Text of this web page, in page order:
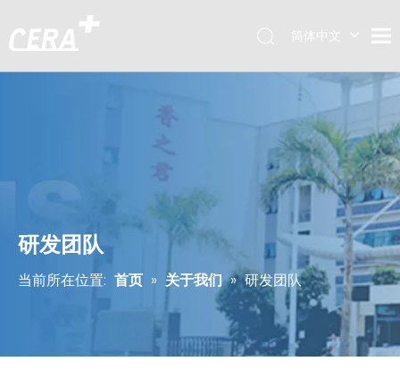
简体中文
研发团队
当前所在位置: 首页 » 关于我们 » 研发团队